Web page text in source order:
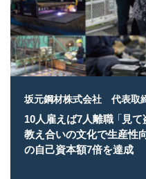
坂元鋼材株式会社 代表
10人雇えば7人離職 「見
教え合いの文化で生産性
の自己資本額7倍を達成